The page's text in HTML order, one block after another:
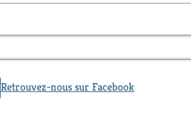
Retrouvez-nous sur Facebook